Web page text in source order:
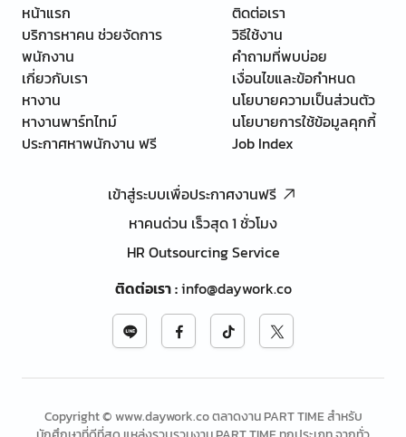
หน้าแรก
บริการหาคน ช่วยจัดการ
พนักงาน
เกี่ยวกับเรา
หางาน
หางานพาร์ทไทม์
ประกาศหาพนักงาน ฟรี
ติดต่อเรา
วิธีใช้งาน
คำถามที่พบบ่อย
เงื่อนไขและข้อกำหนด
นโยบายความเป็นส่วนตัว
นโยบายการใช้ข้อมูลคุกกี้
Job Index
เข้าสู่ระบบเพื่อประกาศงานฟรี
หาคนด่วน เร็วสุด 1 ชั่วโมง
HR Outsourcing Service
ติดต่อเรา:info@daywork.co
Copyright © www.daywork.co ตลาดงาน PART TIME สำหรับ